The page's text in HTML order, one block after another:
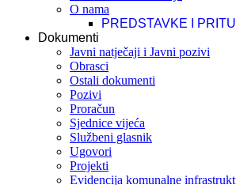
O nama
PREDSTAVKE I
Dokumenti
Javni natječaji i Javni pozivi
Obrasci
Ostali dokumenti
Pozivi
Proračun
Sjednice vijeća
Službeni glasnik
Ugovori
Projekti
Evidencija komunalne